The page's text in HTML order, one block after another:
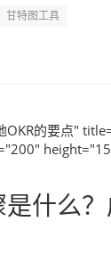
甘特图工具
OKR的要点"
什么